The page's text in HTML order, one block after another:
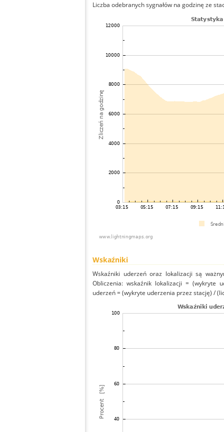
Liczba odebranych sygnałów na godzinę ze
Wskaźniki
Wskaźniki uderzeń oraz lokalizacji są
Obliczenia: wskaźnik lokalizacji = (wykryte
uderzeń = (wykryte uderzenia przez stację) /